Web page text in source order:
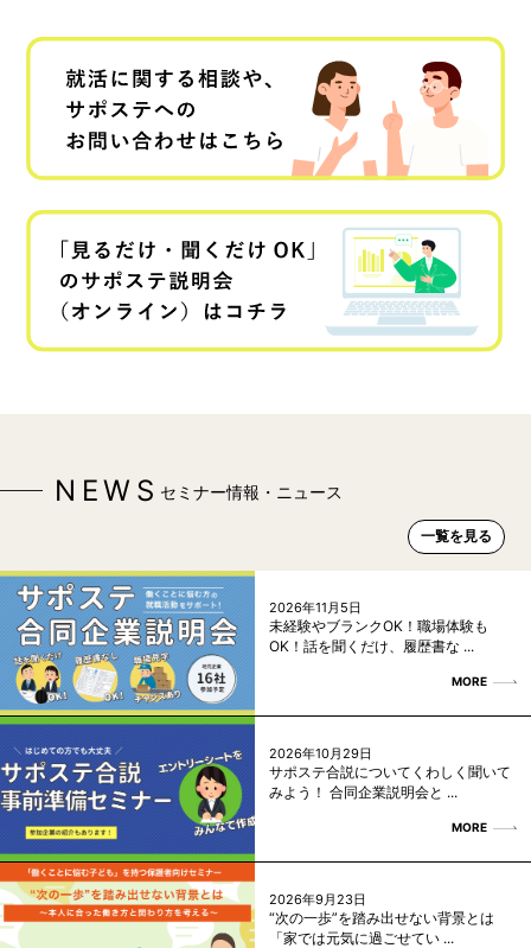
NEWS セミナー情報・ニュース
一覧を見る
2026年11月5日
未経験やブランクOK！職場体験も
OK！話を聞くだけ、履歴書な ...
MORE
2026年10月29日
サポステ合説についてくわしく聞いて
みよう！ 合同企業説明会と ...
MORE
2026年9月23日
“次の一歩”を踏み出せない背景とは
「家では元気に過ごせてい ...